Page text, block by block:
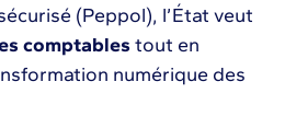
(Peppol), l’État veut
comptables tout en
numérique des